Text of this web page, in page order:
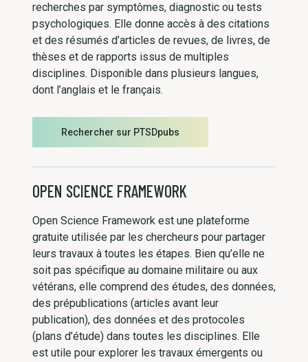
recherches par symptômes, diagnostic ou tests
psychologiques. Elle donne accès à des citations
et des résumés d’articles de revues, de livres, de
thèses et de rapports issus de multiples
disciplines. Disponible dans plusieurs langues,
dont l’anglais et le français.
Rechercher sur PTSDpubs
OPEN SCIENCE FRAMEWORK
Open Science Framework est une plateforme
gratuite utilisée par les chercheurs pour partager
leurs travaux à toutes les étapes. Bien qu’elle ne
soit pas spécifique au domaine militaire ou aux
vétérans, elle comprend des études, des données,
des prépublications (articles avant leur
publication), des données et des protocoles
(plans d’étude) dans toutes les disciplines. Elle
est utile pour explorer les travaux émergents ou